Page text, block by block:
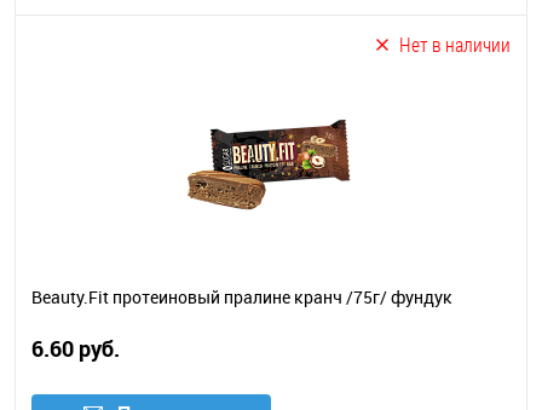
Нет в наличии
Beauty.Fit протеиновый пралине кранч /75г/ фундук
6.60 руб.